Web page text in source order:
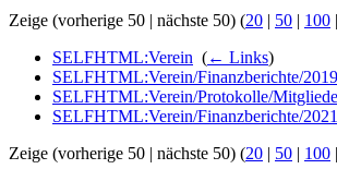
Zeige (vorherige 50 | nächste 50) (20 | 50 | 100 |
SELFHTML:Verein (← Links)
SELFHTML:Verein/Finanzberichte/2019
SELFHTML:Verein/Protokolle/
SELFHTML:Verein/Finanzberichte/2021
Zeige (vorherige 50 | nächste 50) (20 | 50 | 100 |